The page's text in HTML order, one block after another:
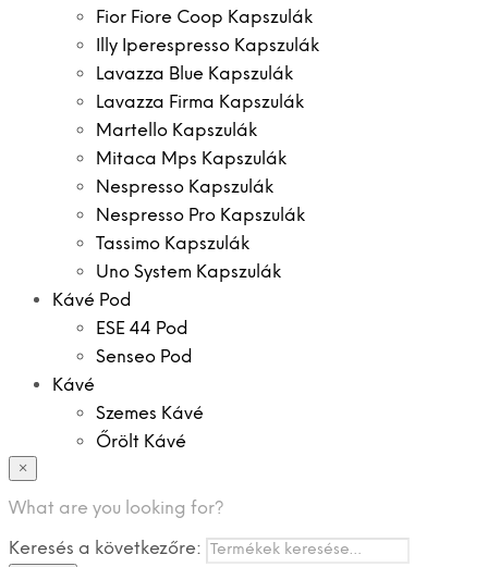
Fior Fiore Coop Kapszulák
Illy Iperespresso Kapszulák
Lavazza Blue Kapszulák
Lavazza Firma Kapszulák
Martello Kapszulák
Mitaca Mps Kapszulák
Nespresso Kapszulák
Nespresso Pro Kapszulák
Tassimo Kapszulák
Uno System Kapszulák
Kávé Pod
ESE 44 Pod
Senseo Pod
Kávé
Szemes Kávé
Őrölt Kávé
Instant Kávé
Zacskó Tea
×
What are you looking for?
Keresés a következőre: